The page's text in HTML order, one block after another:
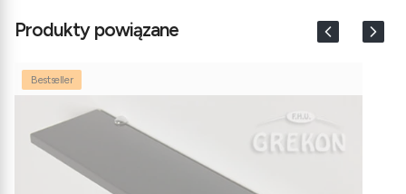
Produkty powiązane
Bestseller